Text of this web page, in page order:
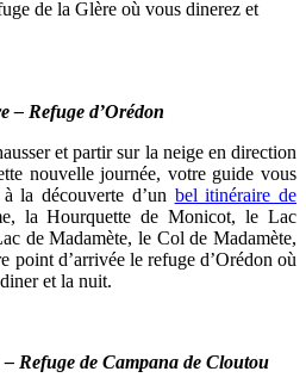
de la Glère où vous dinerez et
– Refuge d’Orédon
et partir sur la neige en direction
nouvelle journée, votre guide vous
la découverte d’un bel itinéraire de
la Hourquette de Monicot, le Lac
de Madamète, le Col de Madamète,
point d’arrivée le refuge d’Orédon où
et la nuit.
– Refuge de Campana de Cloutou